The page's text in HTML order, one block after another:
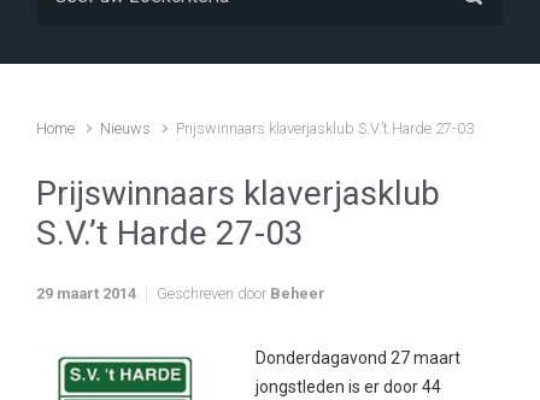
Home Nieuws Prijswinnaars klaverjasklub S.V.’t Harde 27-03
Prijswinnaars klaverjasklub
S.V.’t Harde 27-03
29 maart 2014 Geschreven door Beheer
Donderdagavond 27 maart
jongstleden is er door 44